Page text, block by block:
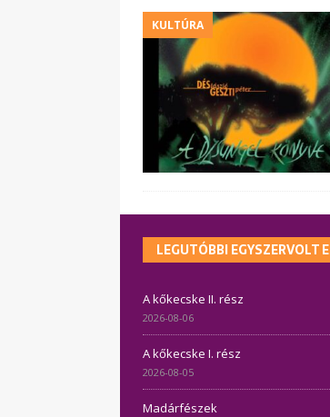
KULTÚRA
LEGUTÓBBI EGYSZERVOLT
A kőkecske II. rész
2026-08-06
A kőkecske I. rész
2026-08-05
Madárfészek